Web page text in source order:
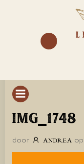
IMG_1748
door ANDREA op